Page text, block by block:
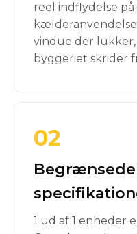
reel indflydelse
vindue der
byggeriet skrider
02
1 ud af 1 enheder